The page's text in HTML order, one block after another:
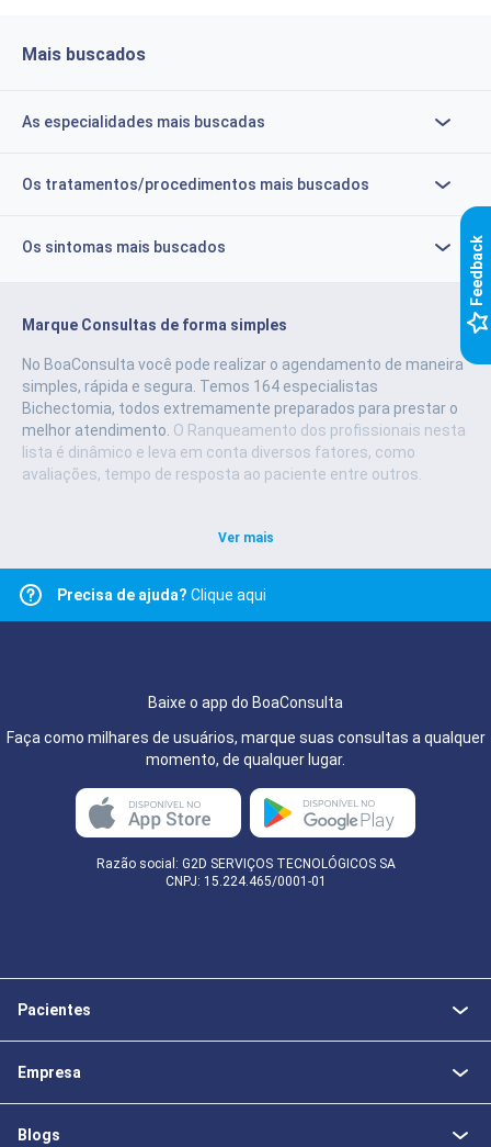
Mais buscados
As especialidades mais buscadas
Os tratamentos/procedimentos mais buscados
Os sintomas mais buscados
Marque Consultas de forma simples
No BoaConsulta você pode realizar o agendamento de maneira
simples, rápida e segura. Temos 164 especialistas
Bichectomia, todos extremamente preparados para prestar o
melhor atendimento. O Ranqueamento dos profissionais nesta
lista é dinâmico e leva em conta diversos fatores, como
avaliações, tempo de resposta ao paciente entre outros.
Ver mais
k
Precisa de ajuda? Clique aqui
Baixe o app do BoaConsulta
Faça como milhares de usuários, marque suas consultas a qualquer
momento, de qualquer lugar.
Razão social: G2D SERVIÇOS TECNOLÓGICOS SA
CNPJ: 15.224.465/0001-01
Pacientes
Empresa
Blogs